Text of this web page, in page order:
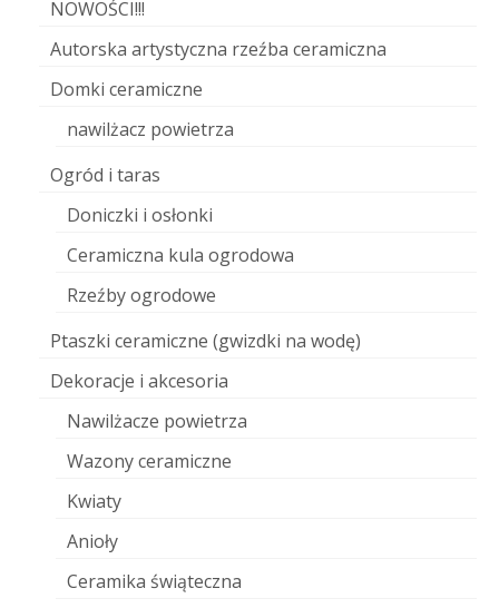
NOWOŚCI!!!
Autorska artystyczna rzeźba ceramiczna
Domki ceramiczne
nawilżacz powietrza
Ogród i taras
Doniczki i osłonki
Ceramiczna kula ogrodowa
Rzeźby ogrodowe
Ptaszki ceramiczne (gwizdki na wodę)
Dekoracje i akcesoria
Nawilżacze powietrza
Wazony ceramiczne
Kwiaty
Anioły
Ceramika świąteczna